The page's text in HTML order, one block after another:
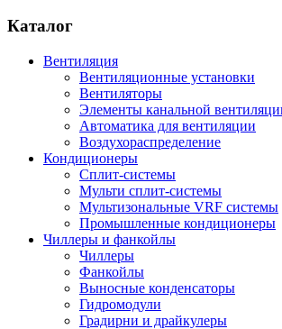
Каталог
Вентиляция
Вентиляционные установки
Вентиляторы
Элементы канальной
Автоматика для вентиляции
Воздухораспределение
Кондиционеры
Сплит-системы
Мульти сплит-системы
Мультизональные VRF системы
Промышленные кондиционеры
Чиллеры и фанкойлы
Чиллеры
Фанкойлы
Выносные конденсаторы
Гидромодули
Градирни и драйкулеры